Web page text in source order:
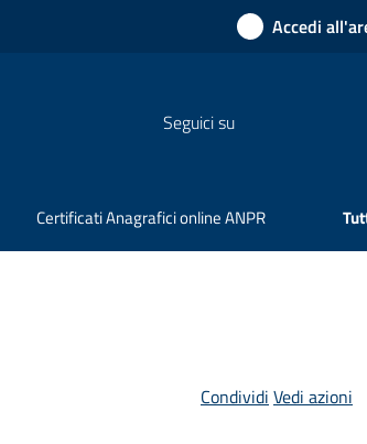
Accedi
Seguici su
Certificati Anagrafici online ANPR
Condividi Vedi azioni